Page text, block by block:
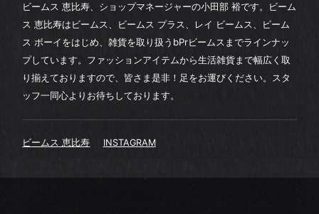
ビームス 恵比寿、ショップマネージャーの小田部 裕です。ビーム
ス 恵比寿はビームス、ビームス プラス、レイ ビームス、ビーム
ス ボーイをはじめ、雑貨を取り扱うbPrビームスまでラインナッ
プしています。ファッションアイテムから生活雑貨まで幅広く取
り揃えておりますので、皆さま是非！足をお運びください。スタ
ッフ一同心よりお待ちしております。
ビームス 恵比寿 INSTAGRAM